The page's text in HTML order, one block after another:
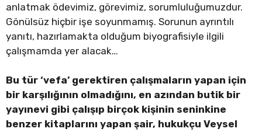
anlatmak ödevimiz, görevimiz, sorumluluğumuzdur.
Gönülsüz hiçbir işe soyunmamış. Sorunun ayrıntılı
yanıtı, hazırlamakta olduğum biyografisiyle ilgili
çalışmamda yer alacak…
Bu tür ‘vefa’ gerektiren çalışmaların yapan için
bir karşılığının olmadığını, en azından butik bir
yayınevi gibi çalışıp birçok kişinin seninkine
benzer kitaplarını yapan şair, hukukçu Veysel